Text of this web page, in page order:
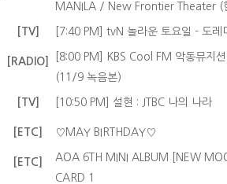
MANILA / New Frontier Theater (
[TV] [7:40 PM] tvN 놀라운 토요일 - 도레
[RADIO]
[8:00 PM] KBS Cool FM 악동뮤지
(11/9 녹음본)
[TV] [10:50 PM] 설현 : JTBC 나의 나라
[ETC] ♡MAY BIRTHDAY♡
[ETC]
AOA 6TH MINI ALBUM [NEW
CARD 1